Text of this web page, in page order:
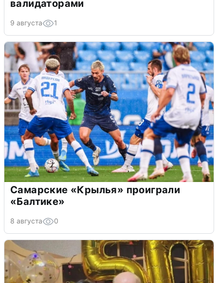
валидаторами
9 августа 1
Самарские «Крылья» проиграли
«Балтике»
8 августа 0